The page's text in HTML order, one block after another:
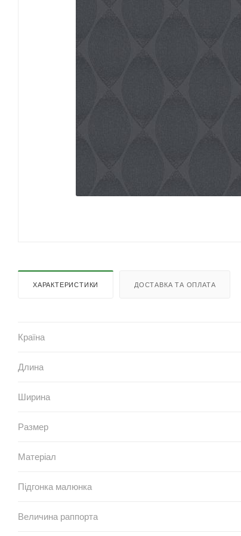
ХАРАКТЕРИСТИКИ ДОСТАВКА ТА ОПЛАТА
Країна
Длина
Ширина
Размер
Матеріал
Підгонка малюнка
Величина раппорта